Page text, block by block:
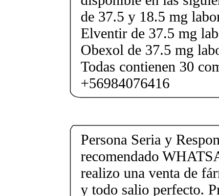
de 37.5 y 18.5 mg
Elventir de 37.5 mg
Obexol de 37.5 mg
Todas contienen 30
+56984076416
Persona Seria y
recomendado
realizo una venta de
y todo salio perfecto.